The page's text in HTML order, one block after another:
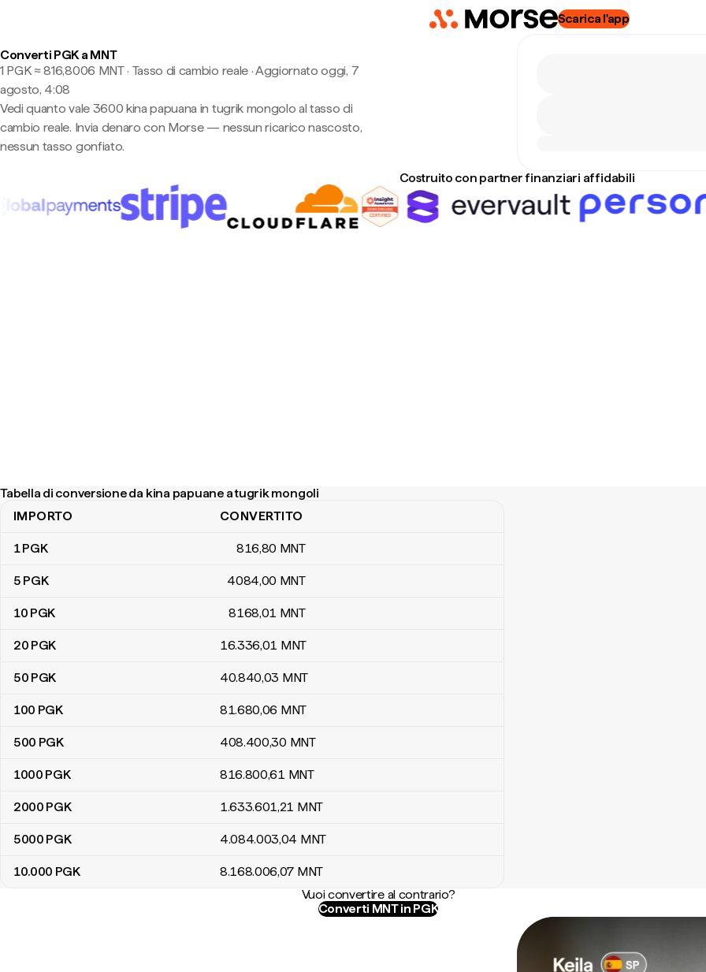
Scarica l'app
Converti PGK a MNT
1 PGK ≈ 816,8006 MNT · Tasso di cambio reale·Aggiornato oggi, 7
agosto, 4:08
Vedi quanto vale 3600 kina papuana in tugrik mongolo al tasso di
cambio reale. Invia denaro con Morse — nessun ricarico nascosto,
nessun tasso gonfiato.
Costruito con partner finanziari affidabili
Tabella di conversione da kina papuane a tugrik mongoli
Tabella di conversione da kina papuane a tugrik mongoli
IMPORTO CONVERTITO
1PGK 816,80 MNT
5 PGK 4084,00 MNT
10 PGK 8168,01 MNT
20 PGK 16.336,01 MNT
50 PGK 40.840,03 MNT
100 PGK 81.680,06 MNT
500 PGK 408.400,30 MNT
1000 PGK 816.800,61 MNT
2000 PGK 1.633.601,21 MNT
5000 PGK 4.084.003,04 MNT
10.000 PGK 8.168.006,07 MNT
Vuoi convertire al contrario?
Converti MNT in PGK